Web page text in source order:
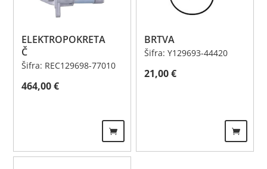
ELEKTROPOKRETA
Č
Šifra: REC129698-77010
464,00€
BRTVA
Šifra: Y129693-44420
21,00€